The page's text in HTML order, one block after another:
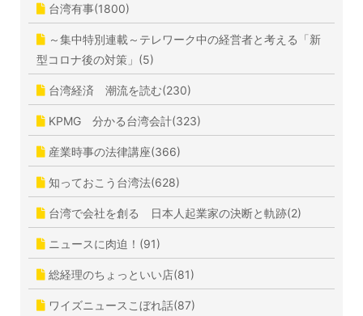
台湾有事(1800)
～集中特別連載～テレワーク中の経営者と考える「新
型コロナ後の対策」(5)
台湾経済 潮流を読む(230)
KPMG 分かる台湾会計(323)
産業時事の法律講座(366)
知っておこう台湾法(628)
台湾で会社を創る 日本人起業家の決断と軌跡(2)
ニュースに肉迫！(91)
総経理のちょっといい店(81)
ワイズニュースこぼれ話(87)